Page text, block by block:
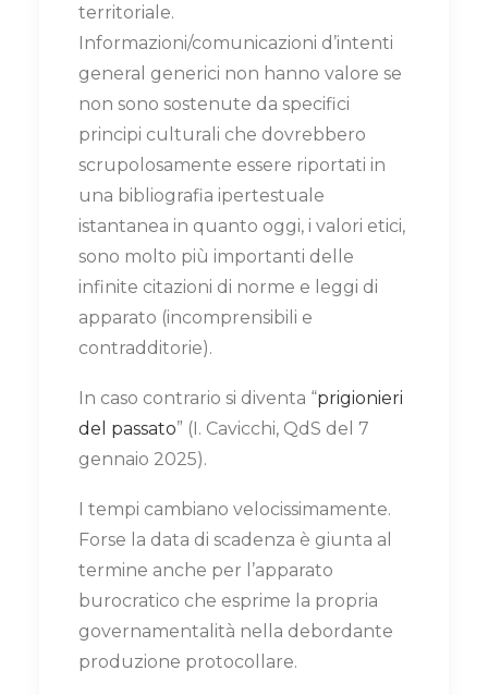
territoriale.
Informazioni/comunicazioni d’intenti
general generici non hanno valore se
non sono sostenute da specifici
principi culturali che dovrebbero
scrupolosamente essere riportati in
una bibliografia ipertestuale
istantanea in quanto oggi, i valori etici,
sono molto più importanti delle
infinite citazioni di norme e leggi di
apparato (incomprensibili e
contradditorie).
In caso contrario si diventa “prigionieri
del passato” (I. Cavicchi, QdS del 7
gennaio 2025).
I tempi cambiano velocissimamente.
Forse la data di scadenza è giunta al
termine anche per l’apparato
burocratico che esprime la propria
governamentalità nella debordante
produzione protocollare.